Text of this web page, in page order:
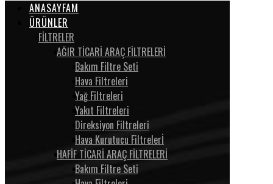
ANASAYFAM
ÜRÜNLER
FİLTRELER
AĞIR TİCARİ ARAÇ FİLTRELERİ
Bakım Filtre Seti
Hava Filtreleri
Yağ Filtreleri
Yakıt Filtreleri
Direksiyon Filtreleri
Hava Kurutucu Filtrelerİ
HAFİF TİCARİ ARAÇ FİLTRELERİ
Bakım Filtre Seti